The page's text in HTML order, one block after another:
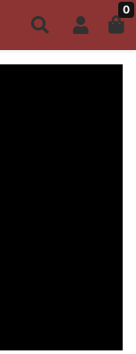
de R$149,00 0